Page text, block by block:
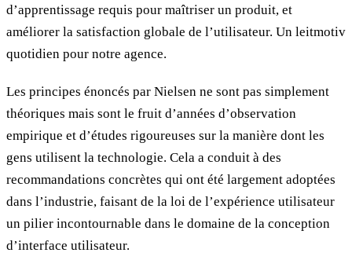
d’apprentissage requis pour maîtriser un produit, et
améliorer la satisfaction globale de l’utilisateur. Un leitmotiv
quotidien pour notre agence.
Les principes énoncés par Nielsen ne sont pas simplement
théoriques mais sont le fruit d’années d’observation
empirique et d’études rigoureuses sur la manière dont les
gens utilisent la technologie. Cela a conduit à des
recommandations concrètes qui ont été largement adoptées
dans l’industrie, faisant de la loi de l’expérience utilisateur
un pilier incontournable dans le domaine de la conception
d’interface utilisateur.